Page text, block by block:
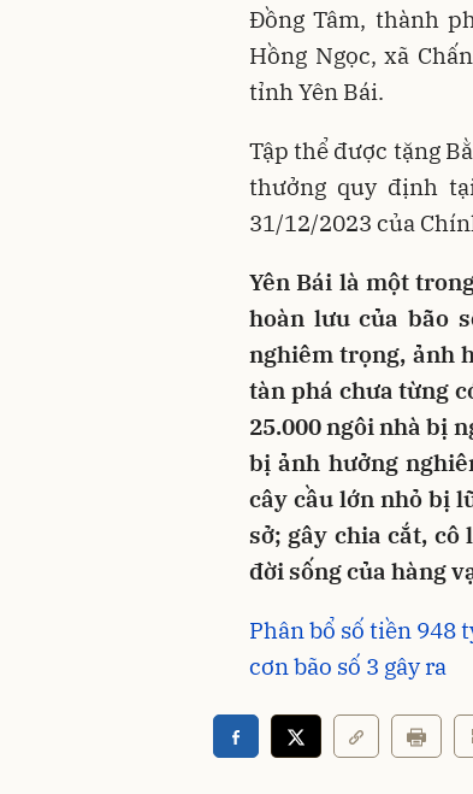
Đồng Tâm, thành
Hồng Ngọc, xã
tỉnh Yên Bái.
Tập thể được tặng
thưởng quy định
31/12/2023 của
Yên Bái là một
hoàn lưu của bão
nghiêm trọng, ảnh
tàn phá chưa từng
25.000 ngôi nhà bị
bị ảnh hưởng
cây cầu lớn nhỏ bị
sở; gây chia cắt,
đời sống của hàng
Phân bổ số tiền 948
cơn bão số 3 gây ra